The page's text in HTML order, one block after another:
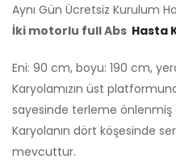
Aynı Gün Ücretsiz Kurulum
İki motorlu full Abs Hasta
Eni: 90 cm, boyu: 190 cm,
Karyolamızın üst
sayesinde terleme önlenmiş
Karyolanın dört köşesinde
mevcuttur.